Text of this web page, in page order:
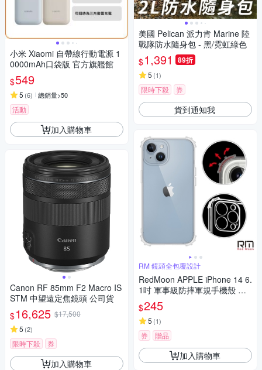
小米 Xiaomi 自帶線行動電源 1
0000mAh口袋版 官方旗艦館
$549
5 (6) 總銷量>50
活動
加入購物車
Canon RF 85mm F2 Macro IS
STM 中望遠定焦鏡頭 公司貨
$16,625 $17,500
5 (2)
限時下殺 券
加入購物車
美國 Pelican 派力肯 Marine 陸
戰隊防水隨身包 - 黑/霓虹綠色
$1,391 89折
5 (1)
限時下殺 券
貨到通知我
RM 鏡頭全包覆設計
RedMoon APPLE iPhone 14 6.
1吋 軍事級防摔軍規手機殼 鏡
頭增高全包覆
$245
5 (1)
券 贈品
加入購物車